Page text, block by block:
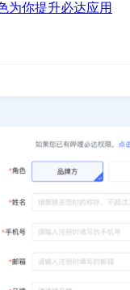
为你提升必达应用